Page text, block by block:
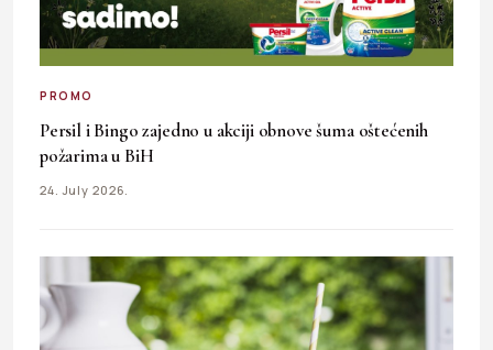
PROMO
Persil i Bingo zajedno u akciji obnove šuma oštećenih
požarima u BiH
24. July 2026.